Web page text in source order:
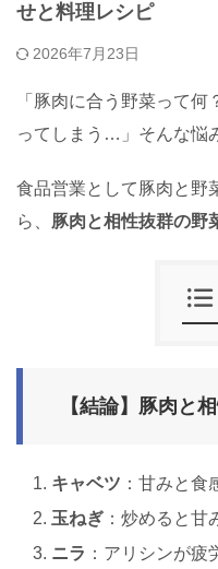
せと料理レシピ
2026年7月23日
「豚肉に合う野菜って
ってしまう…」そんな悩
食品営業として豚肉と野
ら、 豚肉と相性抜群の野
【結論】豚肉と
キャベツ ：甘みと食
玉ねぎ ：炒めると
ニラ ：アリシンが